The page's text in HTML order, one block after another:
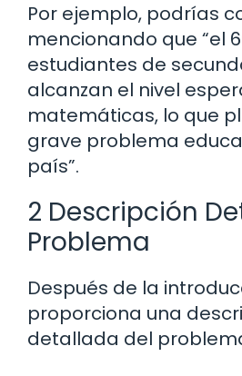
Por ejemplo, podrías
mencionando que “el
estudiantes de
alcanzan el nivel
matemáticas, lo que
grave problema
país”.
2 Descripción
Problema
Después de la
proporciona una
detallada del